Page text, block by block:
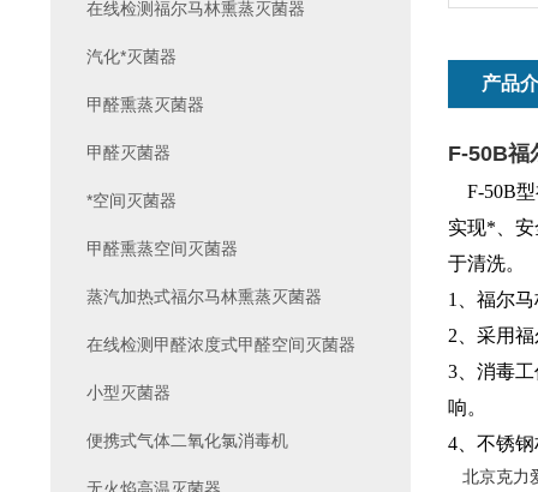
产品
F-50B福
F-50B
实现*、
于清洗。
1、福尔
2、采用
3、消毒
响。
4、不锈
北京克力
在线检测福尔马林熏蒸灭菌器
汽化*灭菌器
甲醛熏蒸灭菌器
甲醛灭菌器
*空间灭菌器
甲醛熏蒸空间灭菌器
蒸汽加热式福尔马林熏蒸灭菌器
在线检测甲醛浓度式甲醛空间灭菌器
小型灭菌器
便携式气体二氧化氯消毒机